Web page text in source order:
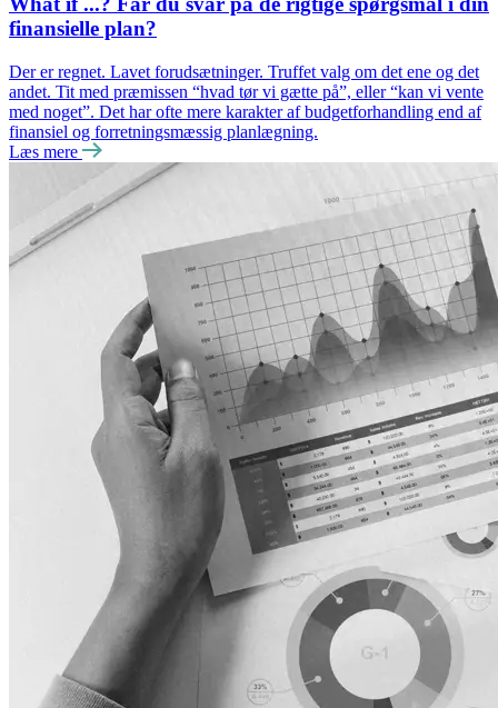
finansielle plan?
Der er regnet. Lavet forudsætninger. Truffet valg om det ene og det
andet. Tit med præmissen “hvad tør vi gætte på”, eller “kan vi vente
med noget”. Det har ofte mere karakter af budgetforhandling end af
finansiel og forretningsmæssig planlægning.
Læs mere